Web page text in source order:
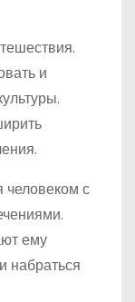
и
человеком с
ему
набраться